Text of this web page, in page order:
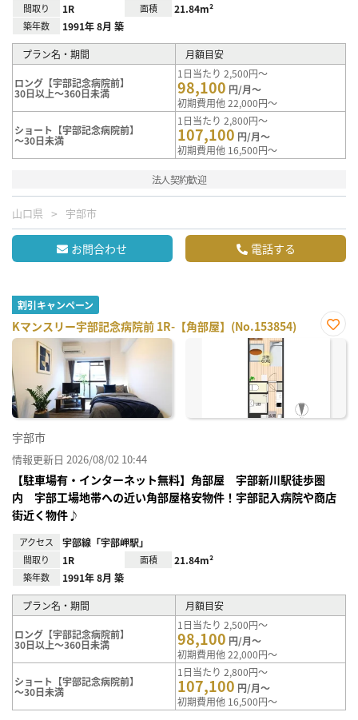
間取り 1R 面積 21.84m²
築年数 1991年 8月 築
プラン名・期間 月額目安
ロング【宇部記念病院前】
30日以上～360日未満
1日当たり 2,500円～
98,100 円/月～
初期費用他 22,000円～
ショート【宇部記念病院前】
～30日未満
1日当たり 2,800円～
107,100 円/月～
初期費用他 16,500円～
法人契約歓迎
山口県 宇部市
お問合わせ 電話する
割引キャンペーン
Kマンスリー宇部記念病院前 1R-【角部屋】(No.153854)
お気
宇部市
情報更新日 2026/08/02 10:44
【駐車場有・インターネット無料】角部屋 宇部新川駅徒歩圏
内 宇部工場地帯への近い角部屋格安物件！宇部記入病院や商店
街近く物件♪
アクセス 宇部線「宇部岬駅」
間取り 1R 面積 21.84m²
築年数 1991年 8月 築
プラン名・期間 月額目安
ロング【宇部記念病院前】
30日以上～360日未満
1日当たり 2,500円～
98,100 円/月～
初期費用他 22,000円～
ショート【宇部記念病院前】
～30日未満
1日当たり 2,800円～
107,100 円/月～
初期費用他 16,500円～